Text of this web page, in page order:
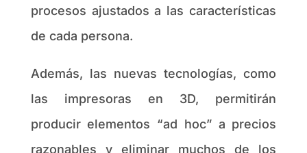
procesos ajustados a las características
de cada persona.
Además, las nuevas tecnologías, como
las impresoras en 3D, permitirán
producir elementos “ad hoc” a precios
razonables y eliminar muchos de los